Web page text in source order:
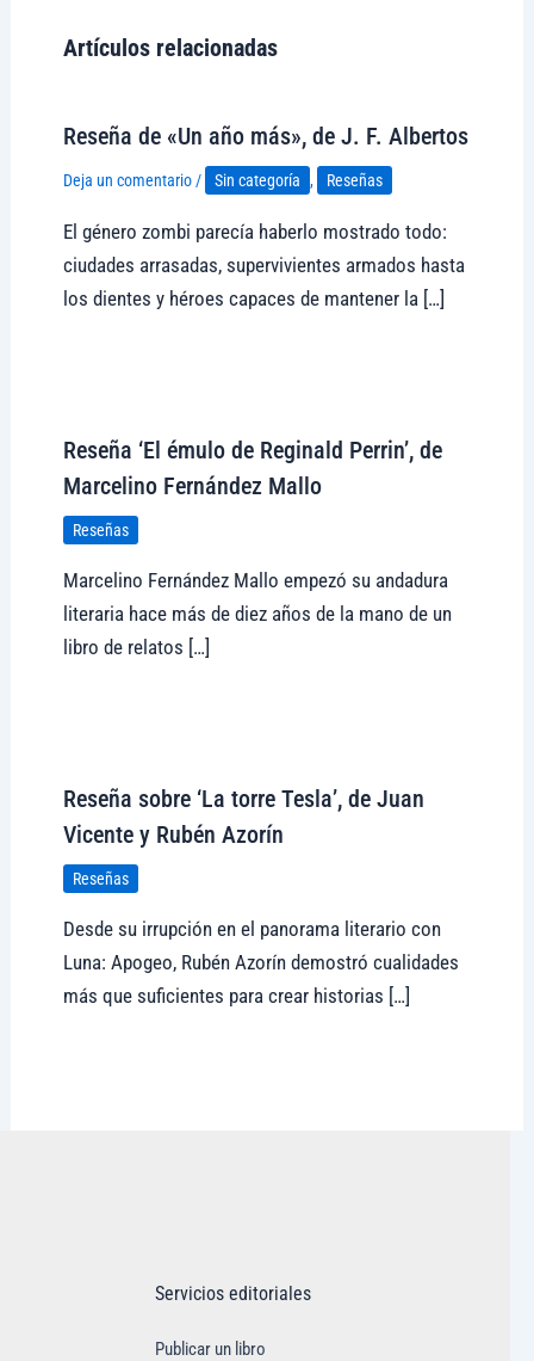
Artículos relacionadas
Reseña de «Un año más», de J. F. Albertos
Deja un comentario / Sin categoría , Reseñas
El género zombi parecía haberlo mostrado todo:
ciudades arrasadas, supervivientes armados hasta
los dientes y héroes capaces de mantener la […]
Reseña ‘El émulo de Reginald Perrin’, de
Marcelino Fernández Mallo
Reseñas
Marcelino Fernández Mallo empezó su andadura
literaria hace más de diez años de la mano de un
libro de relatos […]
Reseña sobre ‘La torre Tesla’, de Juan
Vicente y Rubén Azorín
Reseñas
Desde su irrupción en el panorama literario con
Luna: Apogeo, Rubén Azorín demostró cualidades
más que suficientes para crear historias […]
Servicios editoriales
Publicar un libro